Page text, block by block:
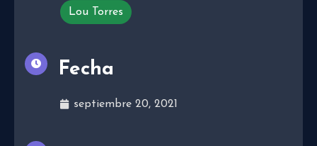
Lou Torres
Fecha
septiembre 20, 2021